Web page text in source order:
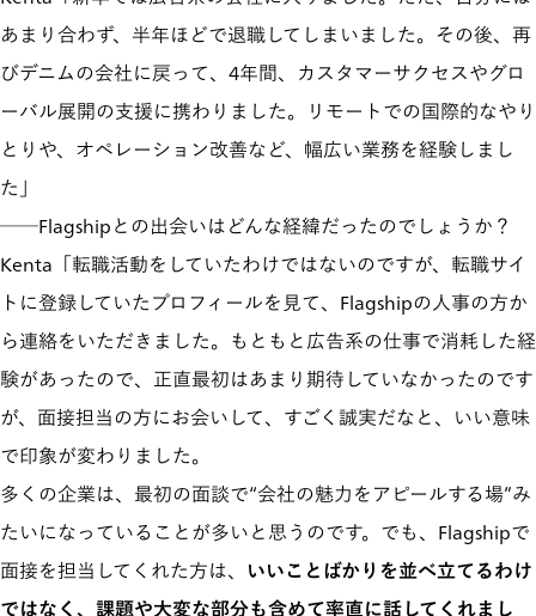
あまり合わず、半年ほどで退職してしまいました。その後、再
びデニムの会社に戻って、4年間、カスタマーサクセスやグロ
ーバル展開の支援に携わりました。リモートでの国際的なやり
とりや、オペレーション改善など、幅広い業務を経験しまし
た」
──Flagshipとの出会いはどんな経緯だったのでしょうか？
Kenta「転職活動をしていたわけではないのですが、転職サイ
トに登録していたプロフィールを見て、Flagshipの人事の方か
ら連絡をいただきました。もともと広告系の仕事で消耗した経
験があったので、正直最初はあまり期待していなかったのです
が、面接担当の方にお会いして、すごく誠実だなと、いい意味
で印象が変わりました。
多くの企業は、最初の面談で“会社の魅力をアピールする場”み
たいになっていることが多いと思うのです。でも、Flagshipで
面接を担当してくれた方は、 いいことばかりを並べ立てるわけ